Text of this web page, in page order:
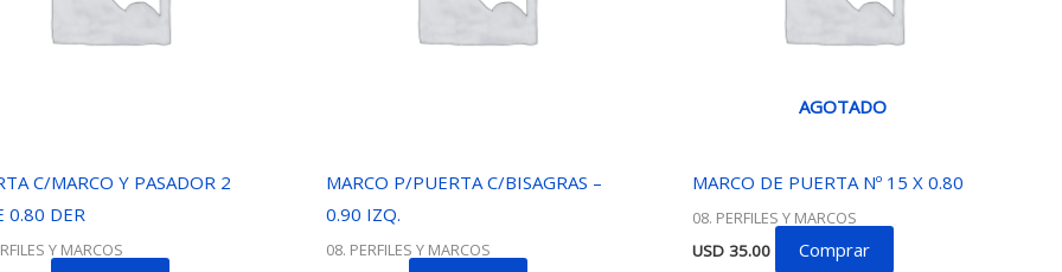
C/MARCO Y PASADOR 2
0.80 DER
Y MARCOS
MARCO P/PUERTA C/BISAGRAS –
0.90 IZQ.
08. PERFILES Y MARCOS
AGOTADO
MARCO DE PUERTA Nº 15 X 0.80
08. PERFILES Y MARCOS
USD 35.00 Comprar